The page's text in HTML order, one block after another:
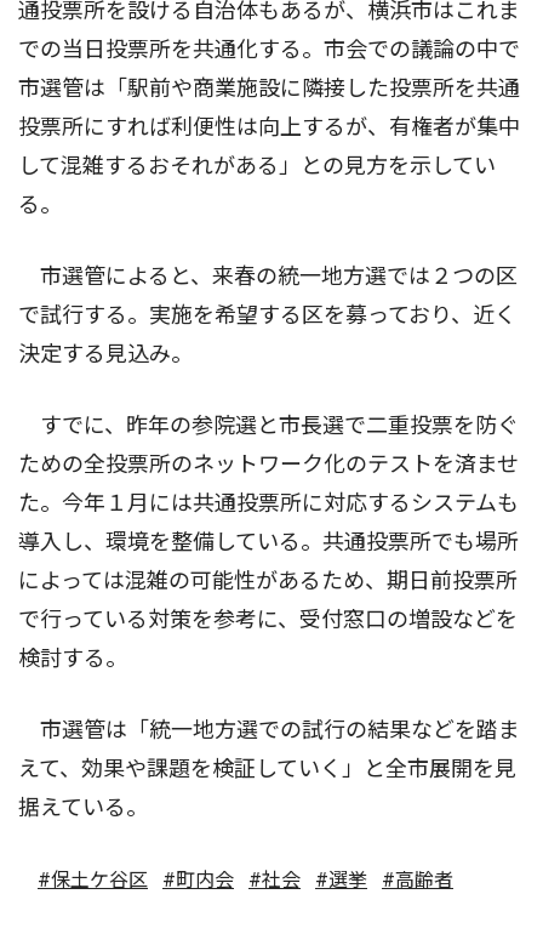
通投票所を設ける自治体もあるが、横浜市はこれま
での当日投票所を共通化する。市会での議論の中で
市選管は「駅前や商業施設に隣接した投票所を共通
投票所にすれば利便性は向上するが、有権者が集中
して混雑するおそれがある」との見方を示してい
る。
市選管によると、来春の統一地方選では２つの区
で試行する。実施を希望する区を募っており、近く
決定する見込み。
すでに、昨年の参院選と市長選で二重投票を防ぐ
ための全投票所のネットワーク化のテストを済ませ
た。今年１月には共通投票所に対応するシステムも
導入し、環境を整備している。共通投票所でも場所
によっては混雑の可能性があるため、期日前投票所
で行っている対策を参考に、受付窓口の増設などを
検討する。
市選管は「統一地方選での試行の結果などを踏ま
えて、効果や課題を検証していく」と全市展開を見
据えている。
#保土ケ谷区 #町内会 #社会 #選挙 #高齢者